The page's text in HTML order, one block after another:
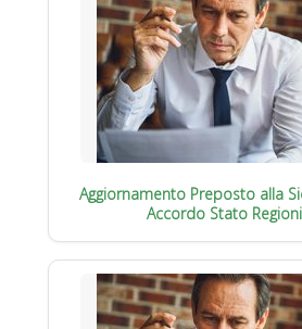
Aggiornamento Preposto alla
Accordo Stato